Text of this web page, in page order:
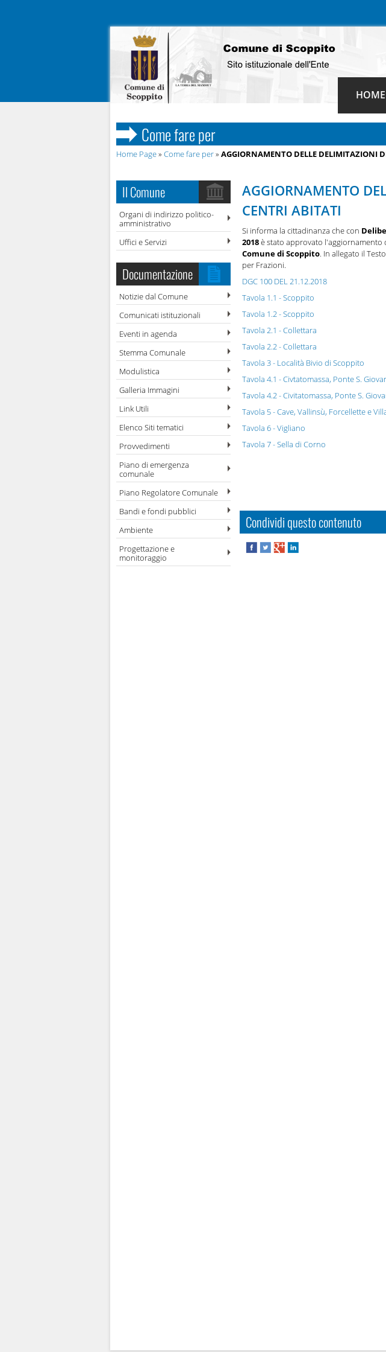
HOME
Come fare per
Home Page» Come fare per» AGGIORNAMENTO DELLE DELIMITAZIONI
Il Comune
Organi di indirizzo politico-
amministrativo
Uffici e Servizi
Documentazione
Notizie dal Comune
Comunicati istituzionali
Eventi in agenda
Stemma Comunale
Modulistica
Galleria Immagini
Link Utili
Elenco Siti tematici
Provvedimenti
Piano di emergenza
comunale
Piano Regolatore Comunale
Bandi e fondi pubblici
Ambiente
Progettazione e
monitoraggio
AGGIORNAMENTO
CENTRI ABITATI
Si informa la cittadinanza che con
2018è stato approvato l'aggiornamento
Comune di Scoppito. In allegato il
per Frazioni.
DGC 100 DEL 21.12.2018
Tavola 1.1 - Scoppito
Tavola 1.2 - Scoppito
Tavola 2.1 - Collettara
Tavola 2.2 - Collettara
Tavola 3 - Località Bivio di Scoppito
Tavola 4.1 - Civtatomassa, Ponte S.
Tavola 4.2 - Civitatomassa, Ponte S.
Tavola 5 - Cave, Vallinsù, Forcellette e
Tavola 6 - Vigliano
Tavola 7 - Sella di Corno
Condividi questo contenuto